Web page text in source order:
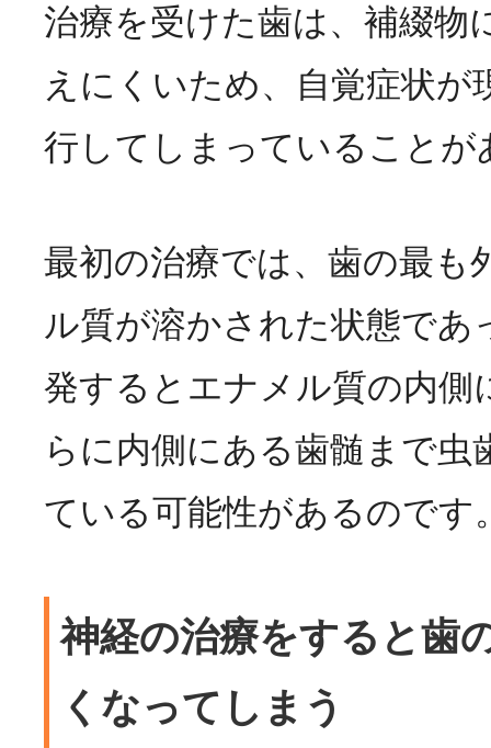
治療を受けた歯は、補綴物
えにくいため、自覚症状が
行してしまっていることが
最初の治療では、歯の最も
ル質が溶かされた状態であ
発するとエナメル質の内側
らに内側にある歯髄まで虫
ている可能性があるのです
神経の治療をすると歯
くなってしまう